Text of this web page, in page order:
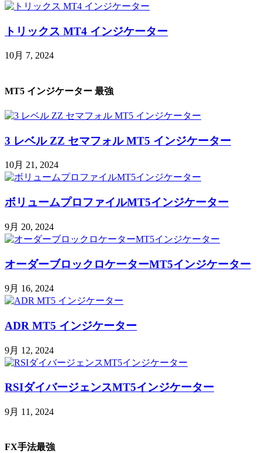
トリックス MT4 インジケーター
10月 7, 2024
MT5 インジケーター 最強
3 レベル ZZ セマフォル MT5 インジケーター
10月 21, 2024
ボリュームプロファイルMT5インジケーター
9月 20, 2024
オーダーブロックロケーターMT5インジケーター
9月 16, 2024
ADR MT5 インジケーター
9月 12, 2024
RSIダイバージェンスMT5インジケーター
9月 11, 2024
FX手法最強